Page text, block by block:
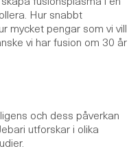
Hur snabbt
mycket pengar som vi vill
vi har fusion om 30 år
och dess påverkan
utforskar i olika